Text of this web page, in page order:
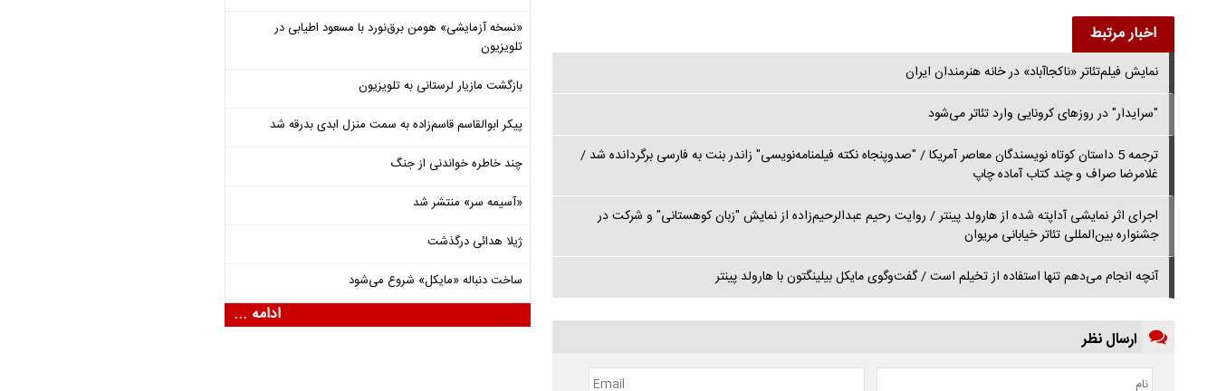
اخبار مرتبط
نمایش فیلم‌تئاتر «ناکجاآباد» در خانه هنرمندان ایران
"سرایدار" در روزهای کرونایی وارد تئاتر می‌‌شود
ترجمه 5 داستان کوتاه نویسندگان معاصر آمریکا / "صدوپنجاه نکته فیلمنامه‌نویسی" زاندر بنت به فارسی برگردانده شد /
غلامرضا صراف و چند کتاب آماده چاپ
اجرای اثر نمایشی آداپته شده از هارولد پینتر / روایت رحیم عبدالرحیم‌زاده از نمایش "زبان کوهستانی" و شرکت در
جشنواره بین‌المللی تئاتر خیابانی مریوان
آنچه انجام می‌دهم تنها استفاده از تخیلم است / گفت‌وگوی مایکل بیلینگتون با هارولد پینتر
ارسال نظر
«نسخه آزمایشی» هومن برق‌نورد با مسعود اطیابی در
تلویزیون
بازگشت مازیار لرستانی به تلویزیون
پیکر ابوالقاسم قاسم‌زاده به سمت منزل ابدی بدرقه شد
چند خاطره خواندنی از جنگ
«آسیمه سر» منتشر شد
ژیلا هدائی درگذشت
ساخت دنباله «مایکل» شروع می‌شود
ادامه ...